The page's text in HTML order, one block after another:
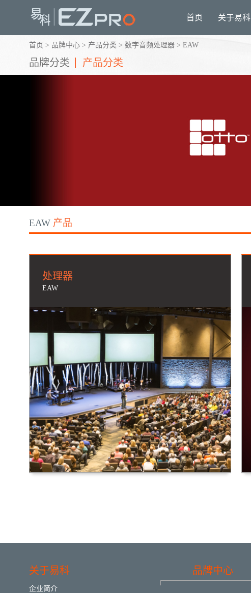
首页 关于易科
首页 > 品牌中心 > 产品分类 > 数字音频处理器 > EAW
品牌分类 产品分类
EAW 产品
处理器
EAW
关于易科
企业简介
品牌中心